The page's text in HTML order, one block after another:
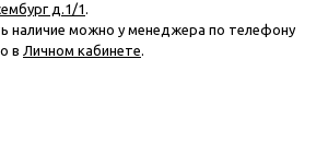
д.1/1 .
наличие можно у менеджера по телефону
в Личном кабинете.